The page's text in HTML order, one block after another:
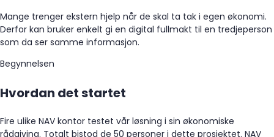
Mange trenger ekstern hjelp når de skal ta tak i egen økonomi.
Derfor kan bruker enkelt gi en digital fullmakt til en tredjeperson
som da ser samme informasjon.
Begynnelsen
Hvordan det startet
Fire ulike NAV kontor testet vår løsning i sin økonomiske
rådgiving. Totalt bistod de 50 personer i dette prosjektet. NAV